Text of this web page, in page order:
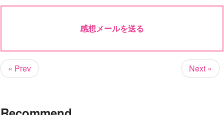
感想メールを送る
« Prev Next »